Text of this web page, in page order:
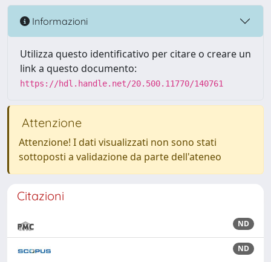
Informazioni
Utilizza questo identificativo per citare o creare un
link a questo documento:
https://hdl.handle.net/20.500.11770/140761
Attenzione
Attenzione! I dati visualizzati non sono stati
sottoposti a validazione da parte dell'ateneo
Citazioni
ND
ND